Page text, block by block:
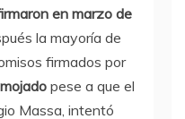
en marzo de
la mayoría de
firmados por
pese a que el
Massa, intentó